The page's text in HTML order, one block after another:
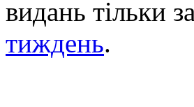
видань тільки
тиждень.